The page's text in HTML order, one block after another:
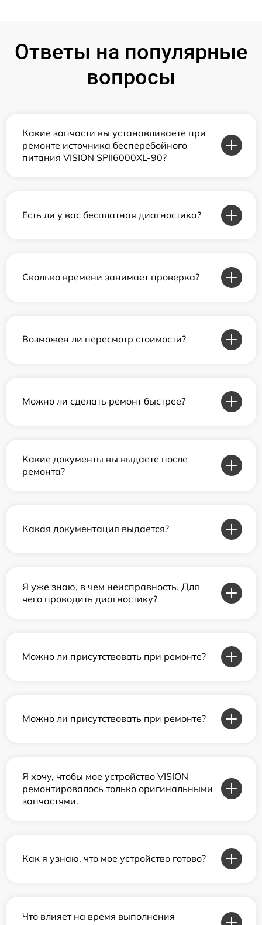
Ответы на популярные
вопросы
Какие запчасти вы устанавливаете при
ремонте источника бесперебойного
питания VISION SPII6000XL-90?
Есть ли у вас бесплатная диагностика?
Сколько времени занимает проверка?
Возможен ли пересмотр стоимости?
Можно ли сделать ремонт быстрее?
Какие документы вы выдаете после
ремонта?
Какая документация выдается?
Я уже знаю, в чем неисправность. Для
чего проводить диагностику?
Можно ли присутствовать при ремонте?
Можно ли присутствовать при ремонте?
Я хочу, чтобы мое устройство VISION
ремонтировалось только оригинальными
запчастями.
Как я узнаю, что мое устройство готово?
Что влияет на время выполнения